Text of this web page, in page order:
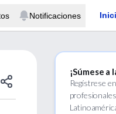
Notificaciones
¡Súmese a
Regístrese